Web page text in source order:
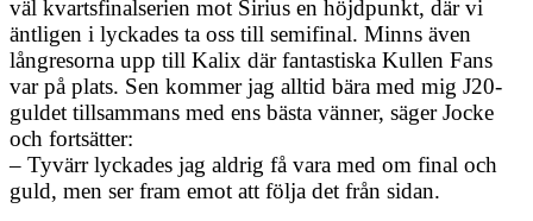
väl kvartsfinalserien mot Sirius en höjdpunkt, där vi
äntligen i lyckades ta oss till semifinal. Minns även
långresorna upp till Kalix där fantastiska Kullen Fans
var på plats. Sen kommer jag alltid bära med mig J20-
guldet tillsammans med ens bästa vänner, säger Jocke
och fortsätter:
– Tyvärr lyckades jag aldrig få vara med om final och
guld, men ser fram emot att följa det från sidan.